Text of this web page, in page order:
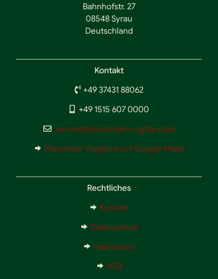
Bahnhofstr. 27
08548 Syrau
Deutschland
Kontakt
+49 37431 88062
+49 1515 607 0000
service@pilzschule-vogtland.de
Pilzschule-Vogtland auf Google Maps
Rechtliches
Kontakt
Datenschutz
Impressum
AGB